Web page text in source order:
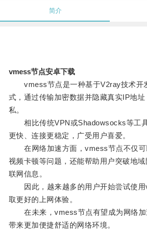
简介
vmess节点安卓下载
vmess节点是一种基于V2ray技术开
式，通过传输加密数据并隐藏真实IP地
私。
相比传统VPN或Shadowsocks等工
更快、连接更稳定，广受用户喜爱。
在网络加速方面，vmess节点不仅可
视频卡顿等问题，还能帮助用户突破地
联网信息。
因此，越来越多的用户开始尝试使用
取更好的上网体验。
在未来，vmess节点有望成为网络加
带来更加便捷舒适的网络环境。